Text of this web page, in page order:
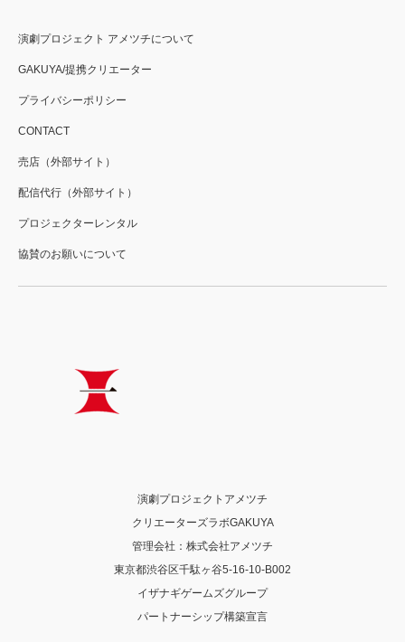
演劇プロジェクト アメツチについて
GAKUYA/提携クリエーター
プライバシーポリシー
CONTACT
売店（外部サイト）
配信代行（外部サイト）
プロジェクターレンタル
協賛のお願いについて
演劇プロジェクトアメツチ
クリエーターズラボGAKUYA
管理会社：株式会社アメツチ
東京都渋谷区千駄ヶ谷5-16-10-B002
イザナギゲームズグループ
パートナーシップ構築宣言